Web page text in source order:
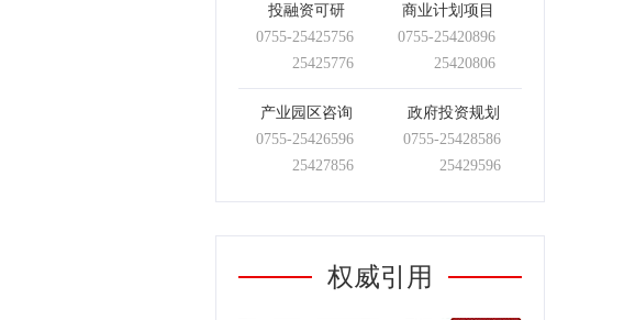
投融资可研
0755-25425756
25425776
商业计划项目
0755-25420896
25420806
产业园区咨询
0755-25426596
25427856
政府投资规划
0755-25428586
25429596
权威引用